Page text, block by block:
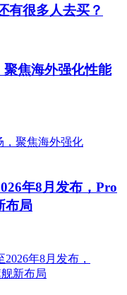
有很多人去买？
聚焦海外强化性能
年8月发布，Pro
布局